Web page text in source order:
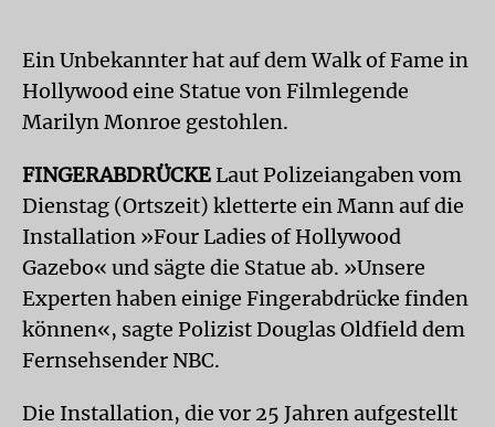
Ein Unbekannter hat auf dem Walk of Fame in
Hollywood eine Statue von Filmlegende
Marilyn Monroe gestohlen.
FINGERABDRÜCKE Laut Polizeiangaben vom
Dienstag (Ortszeit) kletterte ein Mann auf die
Installation »Four Ladies of Hollywood
Gazebo« und sägte die Statue ab. »Unsere
Experten haben einige Fingerabdrücke finden
können«, sagte Polizist Douglas Oldfield dem
Fernsehsender NBC.
Die Installation, die vor 25 Jahren aufgestellt